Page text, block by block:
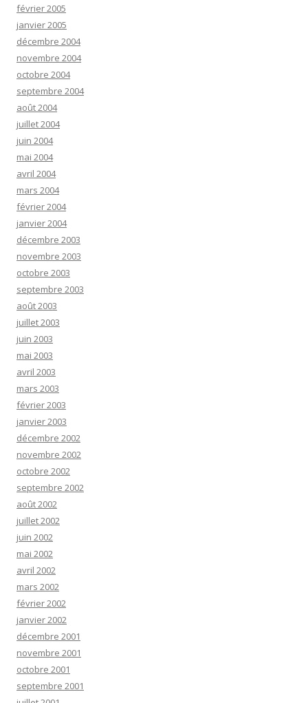
février 2005
janvier 2005
décembre 2004
novembre 2004
octobre 2004
septembre 2004
août 2004
juillet 2004
juin 2004
mai 2004
avril 2004
mars 2004
février 2004
janvier 2004
décembre 2003
novembre 2003
octobre 2003
septembre 2003
août 2003
juillet 2003
juin 2003
mai 2003
avril 2003
mars 2003
février 2003
janvier 2003
décembre 2002
novembre 2002
octobre 2002
septembre 2002
août 2002
juillet 2002
juin 2002
mai 2002
avril 2002
mars 2002
février 2002
janvier 2002
décembre 2001
novembre 2001
octobre 2001
septembre 2001